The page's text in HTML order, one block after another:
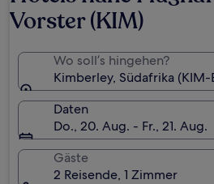
Vorster (KIM)
Wo soll’s hingehen?
Kimberley, Südafrika (KIM-
Daten
Do., 20. Aug. - Fr., 21. Aug.
Gäste
2 Reisende, 1 Zimmer